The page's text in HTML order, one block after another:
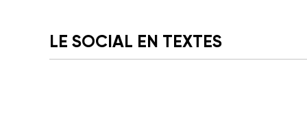
LE SOCIAL EN TEXTES